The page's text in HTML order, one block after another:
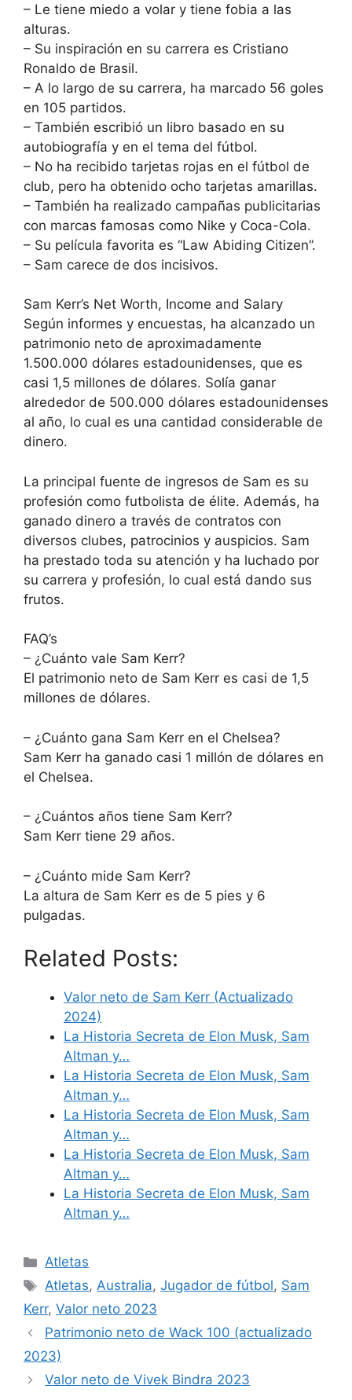
– Le tiene miedo a volar y tiene fobia a las
alturas.
– Su inspiración en su carrera es Cristiano
Ronaldo de Brasil.
– A lo largo de su carrera, ha marcado 56 goles
en 105 partidos.
– También escribió un libro basado en su
autobiografía y en el tema del fútbol.
– No ha recibido tarjetas rojas en el fútbol de
club, pero ha obtenido ocho tarjetas amarillas.
– También ha realizado campañas publicitarias
con marcas famosas como Nike y Coca-Cola.
– Su película favorita es “Law Abiding Citizen”.
– Sam carece de dos incisivos.
Sam Kerr’s Net Worth, Income and Salary
Según informes y encuestas, ha alcanzado un
patrimonio neto de aproximadamente
1.500.000 dólares estadounidenses, que es
casi 1,5 millones de dólares. Solía ganar
alrededor de 500.000 dólares estadounidenses
al año, lo cual es una cantidad considerable de
dinero.
La principal fuente de ingresos de Sam es su
profesión como futbolista de élite. Además, ha
ganado dinero a través de contratos con
diversos clubes, patrocinios y auspicios. Sam
ha prestado toda su atención y ha luchado por
su carrera y profesión, lo cual está dando sus
frutos.
FAQ’s
– ¿Cuánto vale Sam Kerr?
El patrimonio neto de Sam Kerr es casi de 1,5
millones de dólares.
– ¿Cuánto gana Sam Kerr en el Chelsea?
Sam Kerr ha ganado casi 1 millón de dólares en
el Chelsea.
– ¿Cuántos años tiene Sam Kerr?
Sam Kerr tiene 29 años.
– ¿Cuánto mide Sam Kerr?
La altura de Sam Kerr es de 5 pies y 6
pulgadas.
Related Posts:
Valor neto de Sam Kerr (Actualizado
2024)
La Historia Secreta de Elon Musk, Sam
Altman y…
La Historia Secreta de Elon Musk, Sam
Altman y…
La Historia Secreta de Elon Musk, Sam
Altman y…
La Historia Secreta de Elon Musk, Sam
Altman y…
La Historia Secreta de Elon Musk, Sam
Altman y…
Categories
Atletas
Tags
Atletas,Australia,Jugador de fútbol, Sam
Kerr, Valor neto 2023
Patrimonio neto de Wack 100 (actualizado
2023)
Valor neto de Vivek Bindra 2023